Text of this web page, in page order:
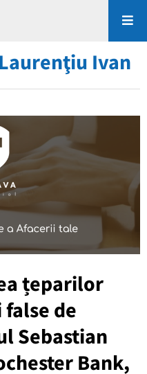
Ivan
țeparilor
de
Sebastian
Bank,